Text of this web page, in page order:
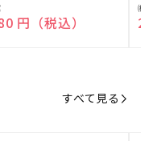
格
円（税込）
販
売
㈱
すべて見る